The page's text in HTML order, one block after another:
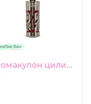
Аромакулон цилиндрический 28мм нержавеющая титановая сталь 316L + цепочка + 18 фетровых вкладышей